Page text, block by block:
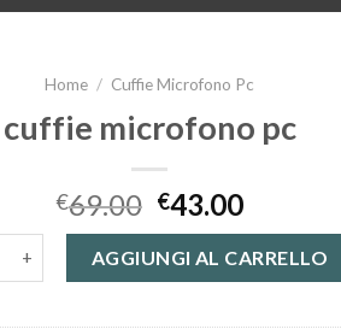
Home / Cuffie Microfono Pc
cuffie microfono pc
€69.00 €43.00
AGGIUNGI AL CARRELLO